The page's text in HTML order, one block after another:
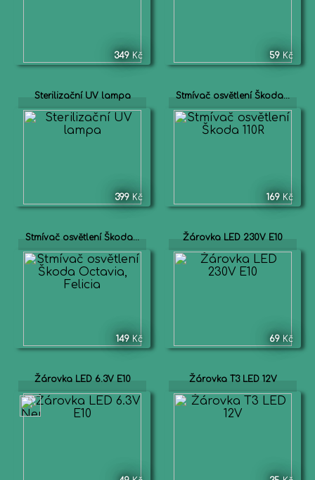
349 Kč 59 Kč
Sterilizační UV lampa
399 Kč
Stmívač osvětlení Škoda...
169 Kč
Stmívač osvětlení Škoda...
149 Kč
Žárovka LED 230V E10
69 Kč
Žárovka LED 6.3V E10 Žárovka T3 LED 12V